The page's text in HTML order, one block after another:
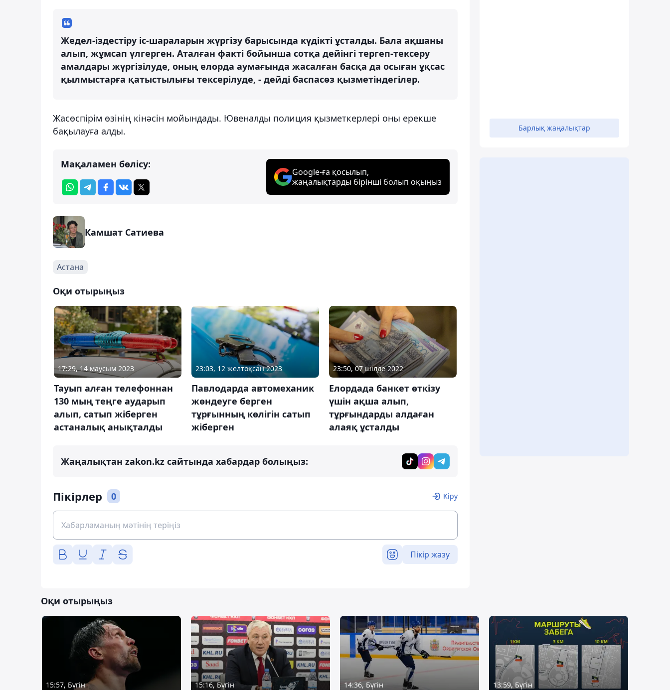
Жедел-іздестіру іс-шараларын жүргізу барысында күдікті ұсталды. Бала ақшаны
алып, жұмсап үлгерген. Аталған факті бойынша сотқа дейінгі тергеп-тексеру
амалдары жүргізілуде, оның елорда аумағында жасалған басқа да осыған ұқсас
қылмыстарға қатыстылығы тексерілуде, - дейді баспасөз қызметіндегілер.
Жасөспірім өзінің кінәсін мойындады. Ювеналды полиция қызметкерлері оны ерекше
бақылауға алды.
Мақаламен бөлісу:
Google-ға қосылып,
жаңалықтарды бірінші болып оқыңыз
Камшат Сатиева
Астана
Оқи отырыңыз
17:29, 14 маусым 2023
Тауып алған телефоннан
130 мың теңге аударып
алып, сатып жіберген
астаналық анықталды
23:03, 12 желтоқсан 2023
Павлодарда автомеханик
жөндеуге берген
тұрғынның көлігін сатып
жіберген
23:50, 07 шілде 2022
Елордада банкет өткізу
үшін ақша алып,
тұрғындарды алдаған
алаяқ ұсталды
Жаңалықтан zakon.kz сайтында хабардар болыңыз:
Пікірлер 0 Кіру
Пікір жазу
Барлық жаңалықтар
Оқи отырыңыз
15:57, Бүгін 15:16, Бүгін 14:36, Бүгін 13:59, Бүгін